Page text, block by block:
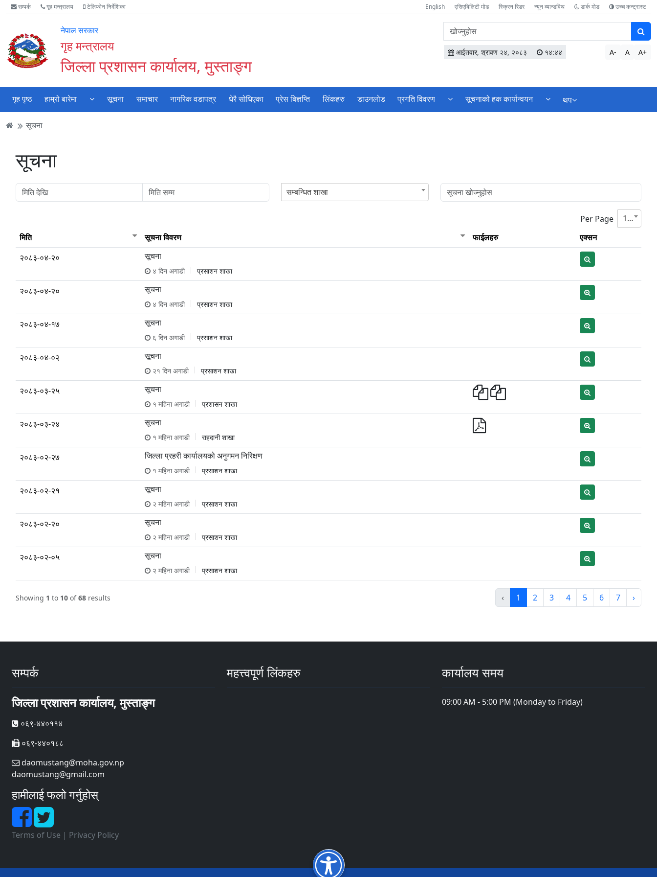
Accessibility
Mode
गर्नुहोस्
मुख्य
सामाग्री
मुख्य
नेभिगेसन
वेबसाइट
खोजमा
सम्पर्क गृह मन्त्रालय टेलिफोन निर्देशिका English एसिएबिलिटी मोड स्क्रिन रिडर न्यून व्यान्डविथ डार्क मोड उच्च कन्ट्रास्ट
नेपाल सरकार
गृह मन्त्रालय
जिल्ला प्रशासन कार्यालय, मुस्ताङ्ग
वेबसाइटमा
सामग्री
खोज्नुहोस
आईतवार, श्रावण २४, २०८३ १४:४४ A- A A+
गृह पृष्ठ हाम्रो बारेमा सूचना समाचार नागरिक वडापत्र धेरै सोधिएका प्रेस बिज्ञप्ति लिंकहरु डाउनलोड प्रगति विवरण सूचनाको हक कार्यान्वयन थप
सूचना
सूचना
सम्बन्धित शाखा
Per Page
10
मिति
सूचना विवरण फाईलहरु
एक्सन
२०८३-०४-२०
सूचना
४ दिन अगाडी प्रसाशन शाखा
२०८३-०४-२० सूचना
४ दिन अगाडी प्रसाशन शाखा
२०८३-०४-१७ सूचना
६ दिन अगाडी प्रसाशन शाखा
२०८३-०४-०२ सूचना
२१ दिन अगाडी प्रसाशन शाखा
२०८३-०३-२५ सूचना
१ महिना अगाडी प्रशासन शाखा
२०८३-०३-२४ सूचना
१ महिना अगाडी राहदानी शाखा
२०८३-०२-२७ जिल्ला प्रहरी कार्यालयको अनुगमन निरिक्षण
१ महिना अगाडी प्रसाशन शाखा
२०८३-०२-२१ सूचना
२ महिना अगाडी प्रसाशन शाखा
२०८३-०२-२० सूचना
२ महिना अगाडी प्रसाशन शाखा
२०८३-०२-०५ सूचना
२ महिना अगाडी प्रसाशन शाखा
Showing 1 to 10 of68 results ‹ 1 2 3 4 5 6 7 ›
सम्पर्क
जिल्ला प्रशासन कार्यालय, मुस्ताङ्ग
०६९-४४०११४
०६९-४४०१८८
daomustang@moha.gov.np
daomustang@gmail.com
हामीलाई फलो गर्नुहोस्
Terms of Use | Privacy Policy
महत्त्वपूर्ण लिंकहरु कार्यालय समय
09:00 AM - 5:00 PM (Monday to Friday)